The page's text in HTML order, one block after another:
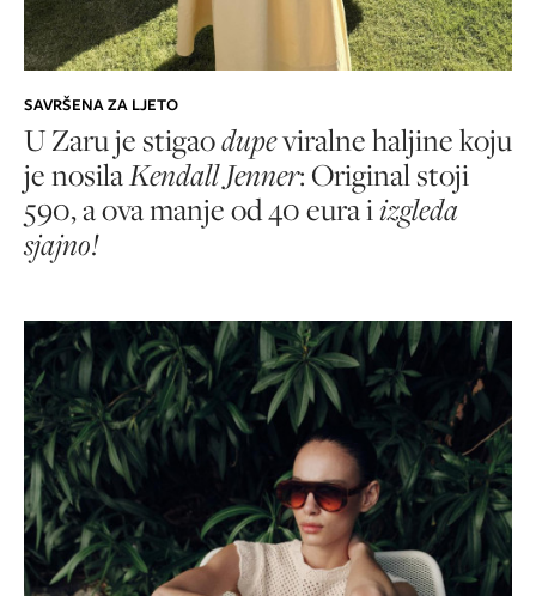
SAVRŠENA ZA LJETO
U Zaru je stigaodupeviralne haljine koju
je nosilaKendall Jenner: Original stoji
590, a ova manje od 40 eura iizgleda
sjajno!